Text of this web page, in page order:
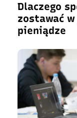
Dlaczego
zostawać
pieniądze